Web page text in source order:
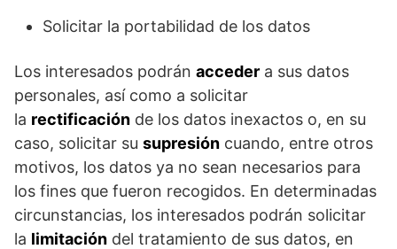
Solicitar la portabilidad de los datos
Los interesados podrán acceder a sus datos
personales, así como a solicitar
la rectificación de los datos inexactos o, en su
caso, solicitar su supresión cuando, entre otros
motivos, los datos ya no sean necesarios para
los fines que fueron recogidos. En determinadas
circunstancias, los interesados podrán solicitar
la limitación del tratamiento de sus datos, en